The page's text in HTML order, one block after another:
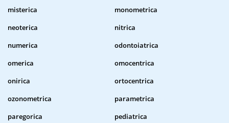
misterica
monometrica
neoterica
nitrica
numerica
odontoiatrica
omerica
omocentrica
onirica
ortocentrica
ozonometrica
parametrica
paregorica
pediatrica